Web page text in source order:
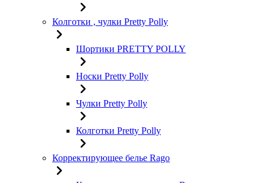
Колготки , чулки Pretty Polly
Шортики PRETTY POLLY
Носки Pretty Polly
Чулки Pretty Polly
Колготки Pretty Polly
Корректирующее белье Rago